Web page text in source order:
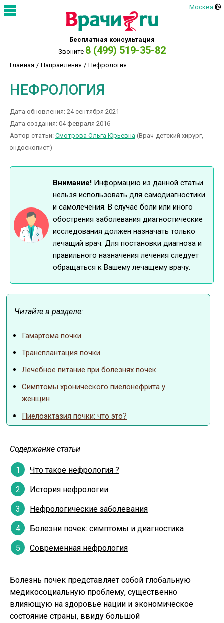
Бесплатная консультация
Звоните 8 (499) 519-35-82
Москва
Главная Направления Нефрология
НЕФРОЛОГИЯ
Дата обновления: 24 сентября 2021
Дата создания: 04 февраля 2016
Автор статьи: Смотрова Ольга Юрьевна (Врач-детский хирург,
эндоскопист)
Внимание! Информацию из данной статьи
нельзя использовать для самодиагностики
и самолечения. В случае боли или иного
обострения заболевания диагностические
исследования должен назначать только
лечащий врач. Для постановки диагноза и
правильного назначения лечения следует
обращаться к Вашему лечащему врачу.
Читайте в разделе:
Гамартома почки
Трансплантация почки
Лечебное питание при болезнях почек
Симптомы хронического пиелонефрита у
женщин
Пиелоэктазия почки: что это?
Гестационный пиелонефрит
Ангиомиолипома почки
Хроническая болезнь почек
Нефросклероз: этиология, формы, типы и
симптомы хронической болезни почек,
диагностика
Гидрокаликоз почек
Ушиб почки
Нефрэктомия в современных условиях:
показания к операции, как проходит,
послеоперационное восстановление,
Содержание статьи
Что такое нефрология ?
История нефрологии
Нефрологические заболевания
Болезни почек: симптомы и диагностика
Современная нефрология
Болезнь почек представляет собой глобальную
медикосоциальную проблему, существенно
влияющую на здоровье нации и экономическое
состояние страны, ввиду большой